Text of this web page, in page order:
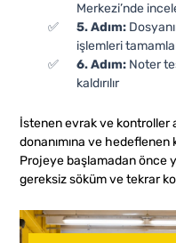
Merkezi’nde
5. Adım:
işlemleri
6. Adım: Noter
kaldırılır
İstenen evrak ve kontroller
donanımına ve hedeflenen
Projeye başlamadan önce
gereksiz söküm ve tekrar